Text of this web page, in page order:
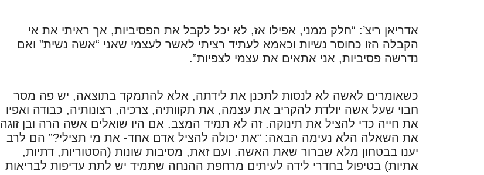
אדריאן ריצ’: “חלק ממני, אפילו אז, לא יכל לקבל את הפסיביות, אך ראיתי את אי
הקבלה הזו כחוסר נשיות וכאמא לעתיד רציתי לאשר לעצמי שאני “אשה נשית” ואם
נדרשה פסיביות, אני אתאים את עצמי לצפיות”.
כשאומרים לאשה לא לנסות לתכנן את לידתה, אלא להתמקד בתוצאה, יש פה מסר
חבוי שעל אשה יולדת להקריב את עצמה, את תקוותיה, צרכיה, רצונותיה, כבודה ואפיו
את חייה כדי להציל את תינוקה. זה לא תמיד המצב. אם היו שואלים אשה הרה ובן זוגה
את השאלה הלא נעימה הבאה: “את יכולה להציל אדם אחד- את מי תצילי?” הם לרב
יענו בבטחון מלא שברור שאת האשה. ועם זאת, מסיבות שונות (הסטוריות, דתיות,
אתיות) בטיפול בחדרי לידה לעיתים מרחפת ההנחה שתמיד יש לתת עדיפות לבריאות